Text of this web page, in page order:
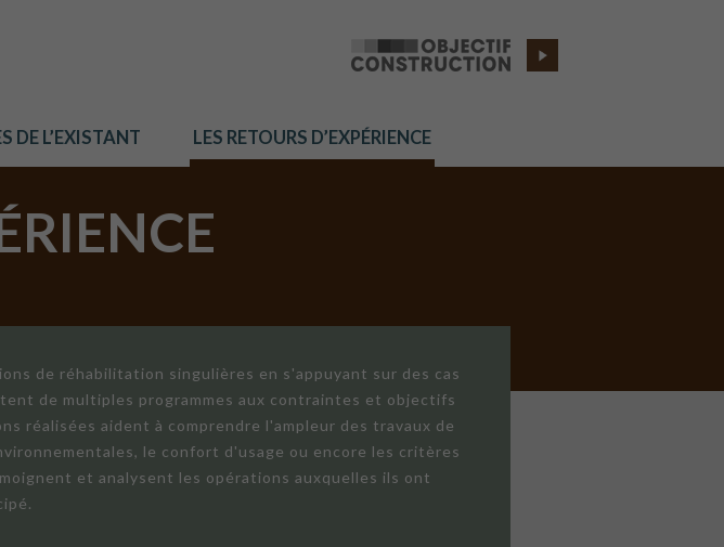
DE L’EXISTANT LES RETOURS D’EXPÉRIENCE
de réhabilitation singulières en s'appuyant sur des cas
de multiples programmes aux contraintes et objectifs
réalisées aident à comprendre l'ampleur des travaux de
le confort d'usage ou encore les critères
et analysent les opérations auxquelles ils ont